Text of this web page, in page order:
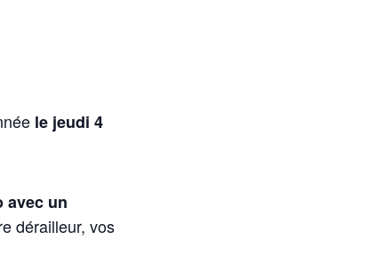
le jeudi 4
avec un
dérailleur, vos